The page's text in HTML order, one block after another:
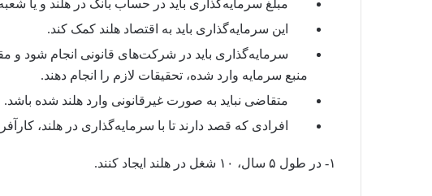
مبلغ سرمایه‌گذاری باید در حساب بانک در هلند و یا
این سرمایه‌گذاری باید به اقتصاد هلند کمک کند.
سرمایه‌گذاری باید در شرکت‌های قانونی انجام شود و
منبع سرمایه وارد شده، تحقیقات لازم را انجام دهند.
متقاضی نباید به صورت غیرقانونی وارد هلند شده باشد.
افرادی که قصد دارند تا با سرمایه‌گذاری در هلند،
۱- در طول ۵ سال، ۱۰ شغل در هلند ایجاد کنند.